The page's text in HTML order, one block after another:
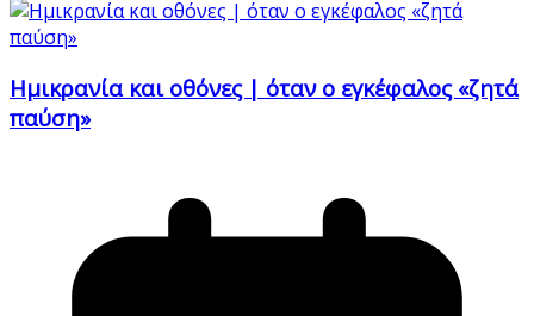
Ημικρανία και οθόνες | όταν ο εγκέφαλος «ζητά
παύση»